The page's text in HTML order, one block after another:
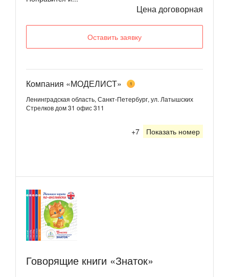
Цена договорная
Оставить заявку
Компания «МОДЕЛИСТ» 1
Ленинградская область, Санкт-Петербург, ул. Латышских
Стрелков дом 31 офис 311
+7 Показать номер
Говорящие книги «Знаток»